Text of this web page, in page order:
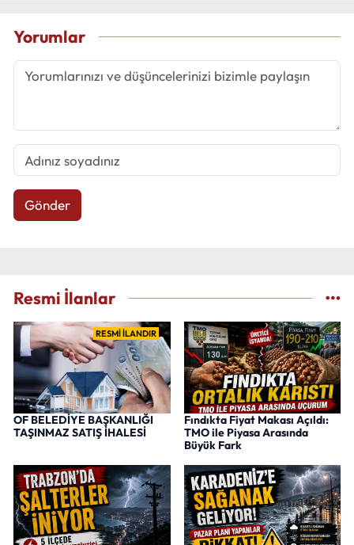
Yorumlar
Gönder
Resmi İlanlar
RESMİ İLANDIR
OF BELEDİYE BAŞKANLIĞI
TAŞINMAZ SATIŞ İHALESİ
Fındıkta Fiyat Makası Açıldı:
TMO ile Piyasa Arasında
Büyük Fark